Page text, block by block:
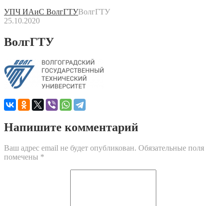
УПЧ ИАиС ВолгГТУВолгГТУ
25.10.2020
ВолгГТУ
Напишите комментарий
Ваш адрес email не будет опубликован. Обязательные поля
помечены *